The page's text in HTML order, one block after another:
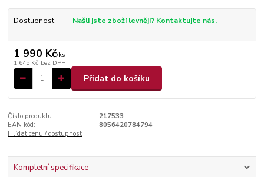
Dostupnost Našli jste zboží levněji? Kontaktujte nás.
1 990 Kč/ks
1 645 Kč bez DPH
Přidat do košíku
Číslo produktu:
217533
EAN kód:
8056420784794
Hlídat cenu / dostupnost
Kompletní specifikace